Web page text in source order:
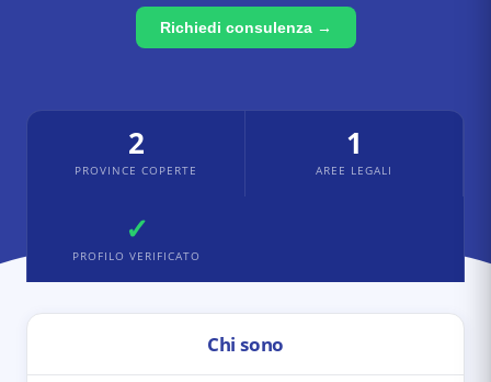
Richiedi consulenza →
2
PROVINCE COPERTE
1
AREE LEGALI
✓
PROFILO VERIFICATO
Chi sono